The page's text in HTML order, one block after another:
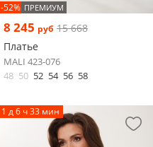
-52% ПРЕМИУМ
8 245 руб 15 668
Платье
MALI 423-076
48 50 52 54 56 58
1 д 6 ч 33 мин